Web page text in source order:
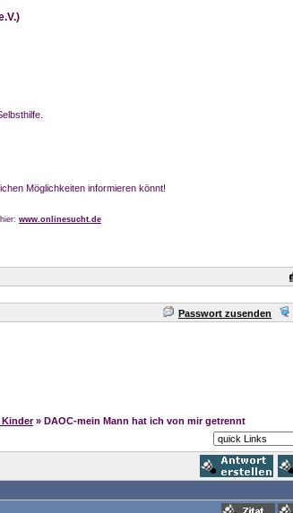
Möglichkeiten informieren könnt!
www.onlinesucht.de
Passwort zusenden
Kinder » DAOC-mein Mann hat ich von mir getrennt